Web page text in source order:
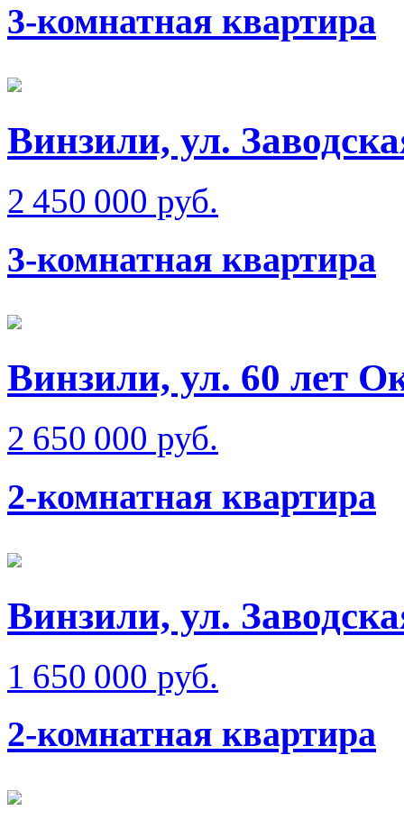
3-комнатная квартира
Винзили, ул.
2 450 000 руб.
3-комнатная квартира
Винзили, ул. 60 лет
2 650 000 руб.
2-комнатная квартира
Винзили, ул.
1 650 000 руб.
2-комнатная квартира